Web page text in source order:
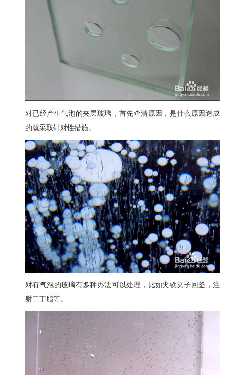
对已经产生气泡的夹层玻璃，首先查清原因，是什么原因造成
的就采取针对性措施。
对有气泡的玻璃有多种办法可以处理，比如夹铁夹子回釜，注
射二丁脂等。